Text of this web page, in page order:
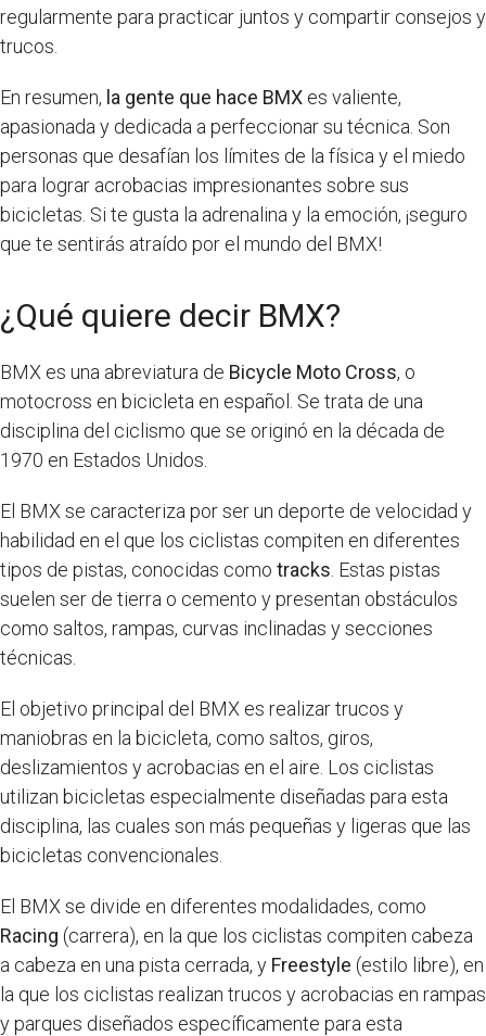
regularmente para practicar juntos y compartir consejos y
trucos.
En resumen, la gente que hace BMX es valiente,
apasionada y dedicada a perfeccionar su técnica. Son
personas que desafían los límites de la física y el miedo
para lograr acrobacias impresionantes sobre sus
bicicletas. Si te gusta la adrenalina y la emoción, ¡seguro
que te sentirás atraído por el mundo del BMX!
¿Qué quiere decir BMX?
BMX es una abreviatura de Bicycle Moto Cross, o
motocross en bicicleta en español. Se trata de una
disciplina del ciclismo que se originó en la década de
1970 en Estados Unidos.
El BMX se caracteriza por ser un deporte de velocidad y
habilidad en el que los ciclistas compiten en diferentes
tipos de pistas, conocidas como tracks . Estas pistas
suelen ser de tierra o cemento y presentan obstáculos
como saltos, rampas, curvas inclinadas y secciones
técnicas.
El objetivo principal del BMX es realizar trucos y
maniobras en la bicicleta, como saltos, giros,
deslizamientos y acrobacias en el aire. Los ciclistas
utilizan bicicletas especialmente diseñadas para esta
disciplina, las cuales son más pequeñas y ligeras que las
bicicletas convencionales.
El BMX se divide en diferentes modalidades, como
Racing (carrera), en la que los ciclistas compiten cabeza
a cabeza en una pista cerrada, y Freestyle (estilo libre), en
la que los ciclistas realizan trucos y acrobacias en rampas
y parques diseñados específicamente para esta